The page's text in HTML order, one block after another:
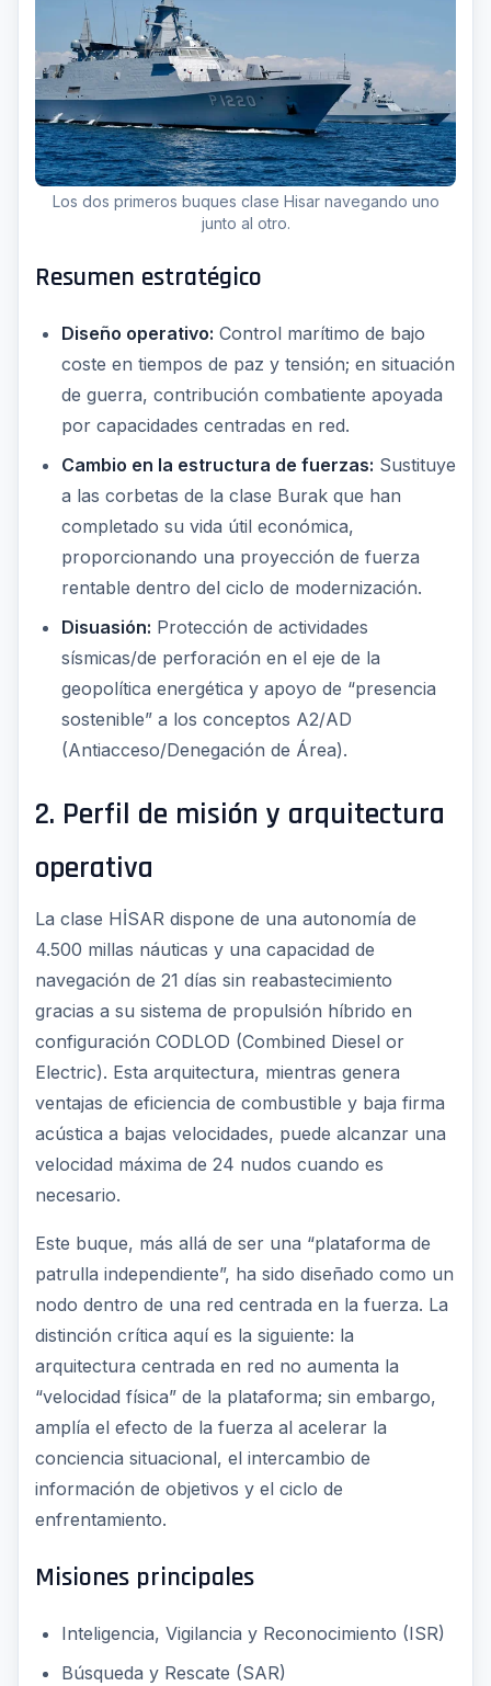
Los dos primeros buques clase Hisar navegando uno
junto al otro.
Resumen estratégico
Diseño operativo: Control marítimo de bajo
coste en tiempos de paz y tensión; en situación
de guerra, contribución combatiente apoyada
por capacidades centradas en red.
Cambio en la estructura de fuerzas: Sustituye
a las corbetas de la clase Burak que han
completado su vida útil económica,
proporcionando una proyección de fuerza
rentable dentro del ciclo de modernización.
Disuasión: Protección de actividades
sísmicas/de perforación en el eje de la
geopolítica energética y apoyo de “presencia
sostenible” a los conceptos A2/AD
(Antiacceso/Denegación de Área).
2. Perfil de misión y arquitectura
operativa
La clase HİSAR dispone de una autonomía de
4.500 millas náuticas y una capacidad de
navegación de 21 días sin reabastecimiento
gracias a su sistema de propulsión híbrido en
configuración CODLOD (Combined Diesel or
Electric). Esta arquitectura, mientras genera
ventajas de eficiencia de combustible y baja firma
acústica a bajas velocidades, puede alcanzar una
velocidad máxima de 24 nudos cuando es
necesario.
Este buque, más allá de ser una “plataforma de
patrulla independiente”, ha sido diseñado como un
nodo dentro de una red centrada en la fuerza. La
distinción crítica aquí es la siguiente: la
arquitectura centrada en red no aumenta la
“velocidad física” de la plataforma; sin embargo,
amplía el efecto de la fuerza al acelerar la
conciencia situacional, el intercambio de
información de objetivos y el ciclo de
enfrentamiento.
Misiones principales
Inteligencia, Vigilancia y Reconocimiento (ISR)
Búsqueda y Rescate (SAR)